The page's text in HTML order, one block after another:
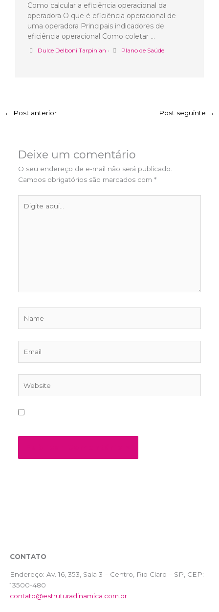
Como calcular a eficiência operacional da
operadora O que é eficiência operacional de
uma operadora Principais indicadores de
eficiência operacional Como coletar …
Dulce Delboni Tarpinian • Plano de Saúde
← Post anterior Post seguinte →
Deixe um comentário
O seu endereço de e-mail não será publicado.
Campos obrigatórios são marcados com *
aqui...
CONTATO
Endereço: Av. 16, 353, Sala 3 – Centro, Rio Claro – SP, CEP:
13500-480
contato@estruturadinamica.com.br